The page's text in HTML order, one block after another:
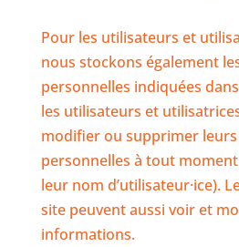
Pour les utilisateurs et
nous stockons également
personnelles indiquées
les utilisateurs et
modifier ou supprimer
personnelles à tout moment
leur nom d’utilisateur·ice).
site peuvent aussi voir et
informations.